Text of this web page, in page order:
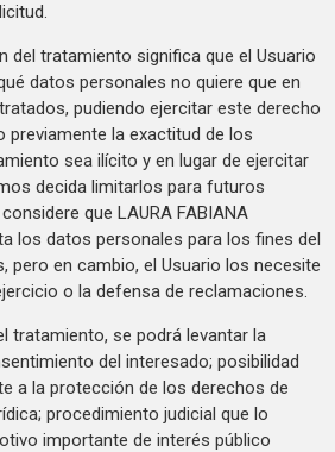
del tratamiento significa que el Usuario
datos personales no quiere que en
pudiendo ejercitar este derecho
previamente la exactitud de los
sea ilícito y en lugar de ejercitar
decida limitarlos para futuros
que LAURA FABIANA
los datos personales para los fines del
pero en cambio, el Usuario los necesite
o la defensa de reclamaciones.
tratamiento, se podrá levantar la
del interesado; posibilidad
a la protección de los derechos de
procedimiento judicial que lo
importante de interés público